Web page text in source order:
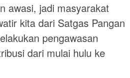
awasi, jadi masyarakat
kita dari Satgas Pangan
pengawasan
dari mulai hulu ke